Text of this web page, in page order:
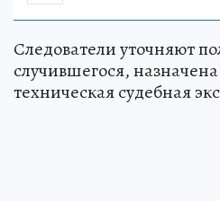
Следователи уточняют
случившегося,
техническая судебная